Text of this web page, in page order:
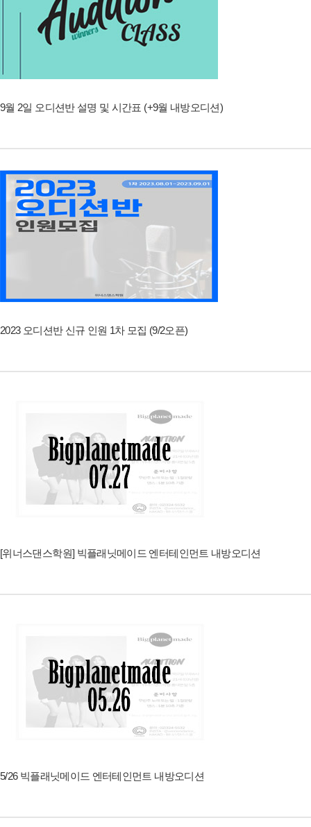
9월 2일 오디션반 설명 및 시간표 (+9월 내방오디션)
2023 오디션반 신규 인원 1차 모집 (9/2오픈)
[위너스댄스학원] 빅플래닛메이드 엔터테인먼트 내방오디션
5/26 빅플래닛메이드 엔터테인먼트 내방오디션